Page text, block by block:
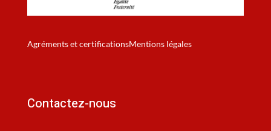
Agréments et certificationsMentions légales
Contactez-nous